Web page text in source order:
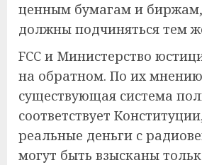
ценным бумагам и биржам,
должны подчиняться тем
FCC и Министерство
на обратном. По их
существующая система
соответствует
реальные деньги с
могут быть взысканы